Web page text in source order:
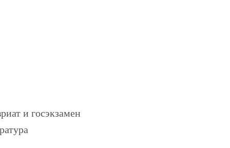
и госэкзамен